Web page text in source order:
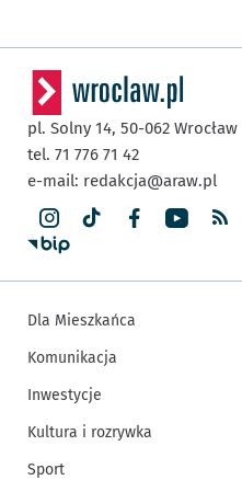
pl. Solny 14, 50-062 Wrocław
tel. 71 776 71 42
e-mail: redakcja@araw.pl
Dla Mieszkańca
Komunikacja
Inwestycje
Kultura i rozrywka
Sport